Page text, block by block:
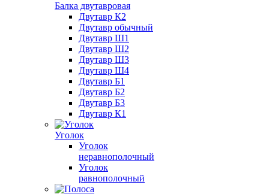
Балка двутавровая
Двутавр К2
Двутавр обычный
Двутавр Ш1
Двутавр Ш2
Двутавр Ш3
Двутавр Ш4
Двутавр Б1
Двутавр Б2
Двутавр Б3
Двутавр К1
Уголок
Уголок
неравнополочный
Уголок
равнополочный